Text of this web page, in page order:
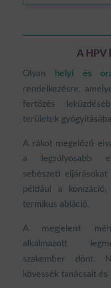
A HPV
Olyan helyi és
rendelkezésre,
fertőzés
területek
A rákot megelőző
a legsúlyosabb
sebészeti
például a
termikus abláció.
A megjelent
alkalmazott
szakember dönt.
kövessék tanácsait és